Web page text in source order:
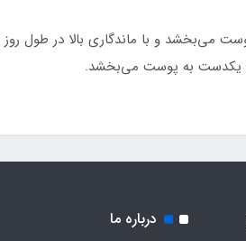
می‌بخشد و با ماندگاری بالا در طول
و یکدست به پوست می‌بخشد.
درباره ما